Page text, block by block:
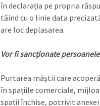
în declarația pe propria
tăind cu o linie data
are loc deplasarea.
Vor fi sancționate
Purtarea măștii care
în spațiile comerciale,
spații închise, potrivit